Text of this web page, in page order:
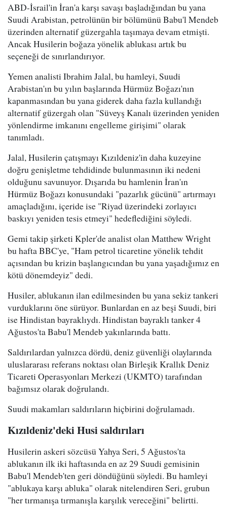
ABD-İsrail'in İran'a karşı savaşı başladığından bu yana
Suudi Arabistan, petrolünün bir bölümünü Babu'l Mendeb
üzerinden alternatif güzergahla taşımaya devam etmişti.
Ancak Husilerin boğaza yönelik ablukası artık bu
seçeneği de sınırlandırıyor.
Yemen analisti Ibrahim Jalal, bu hamleyi, Suudi
Arabistan'ın bu yılın başlarında Hürmüz Boğazı'nın
kapanmasından bu yana giderek daha fazla kullandığı
alternatif güzergah olan "Süveyş Kanalı üzerinden yeniden
yönlendirme imkanını engelleme girişimi" olarak
tanımladı.
Jalal, Husilerin çatışmayı Kızıldeniz'in daha kuzeyine
doğru genişletme tehdidinde bulunmasının iki nedeni
olduğunu savunuyor. Dışarıda bu hamlenin İran'ın
Hürmüz Boğazı konusundaki "pazarlık gücünü" artırmayı
amaçladığını, içeride ise "Riyad üzerindeki zorlayıcı
baskıyı yeniden tesis etmeyi" hedeflediğini söyledi.
Gemi takip şirketi Kpler'de analist olan Matthew Wright
bu hafta BBC'ye, "Ham petrol ticaretine yönelik tehdit
açısından bu krizin başlangıcından bu yana yaşadığımız en
kötü dönemdeyiz" dedi.
Husiler, ablukanın ilan edilmesinden bu yana sekiz tankeri
vurduklarını öne sürüyor. Bunlardan en az beşi Suudi, biri
ise Hindistan bayraklıydı. Hindistan bayraklı tanker 4
Ağustos'ta Babu'l Mendeb yakınlarında battı.
Saldırılardan yalnızca dördü, deniz güvenliği olaylarında
uluslararası referans noktası olan Birleşik Krallık Deniz
Ticareti Operasyonları Merkezi (UKMTO) tarafından
bağımsız olarak doğrulandı.
Suudi makamları saldırıların hiçbirini doğrulamadı.
Kızıldeniz'deki Husi saldırıları
Husilerin askeri sözcüsü Yahya Seri, 5 Ağustos'ta
ablukanın ilk iki haftasında en az 29 Suudi gemisinin
Babu'l Mendeb'ten geri döndüğünü söyledi. Bu hamleyi
"ablukaya karşı abluka" olarak nitelendiren Seri, grubun
"her tırmanışa tırmanışla karşılık vereceğini" belirtti.